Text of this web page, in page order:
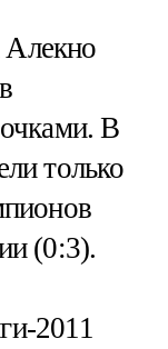
В
только
(0:3).
2011